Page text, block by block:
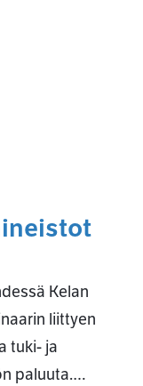
Kelan
liittyen
tuki- ja
paluuta.…